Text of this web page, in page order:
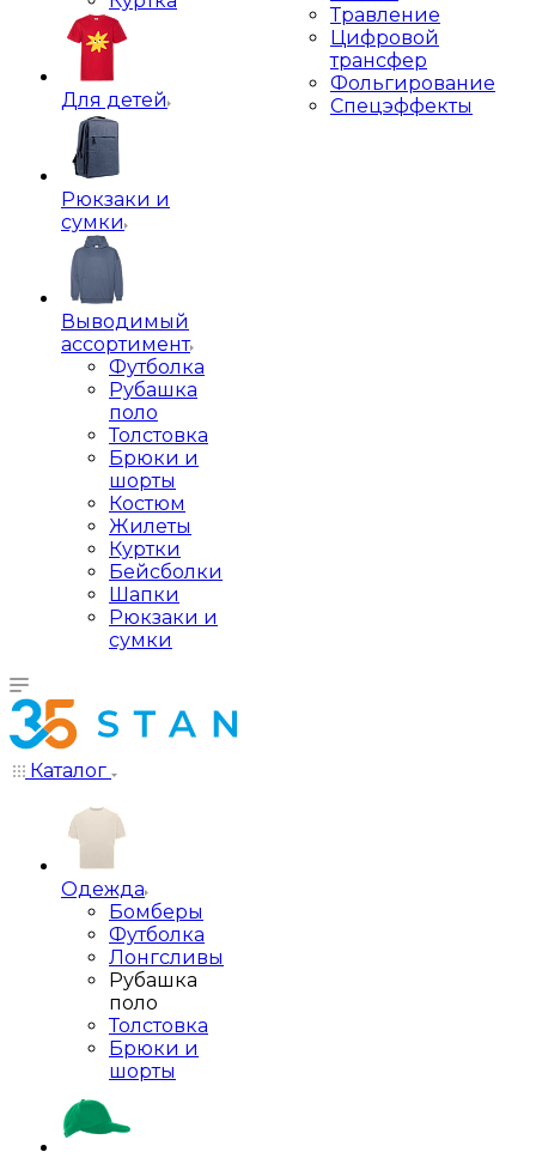
Для детей
Рюкзаки и
сумки
Выводимый
ассортимент
Футболка
Рубашка
поло
Толстовка
Брюки и
шорты
Костюм
Жилеты
Куртки
Бейсболки
Шапки
Рюкзаки и
сумки
Травление
Цифровой
трансфер
Фольгирование
Спецэффекты
Каталог
Одежда
Бомберы
Футболка
Лонгсливы
Рубашка
поло
Толстовка
Брюки и
шорты